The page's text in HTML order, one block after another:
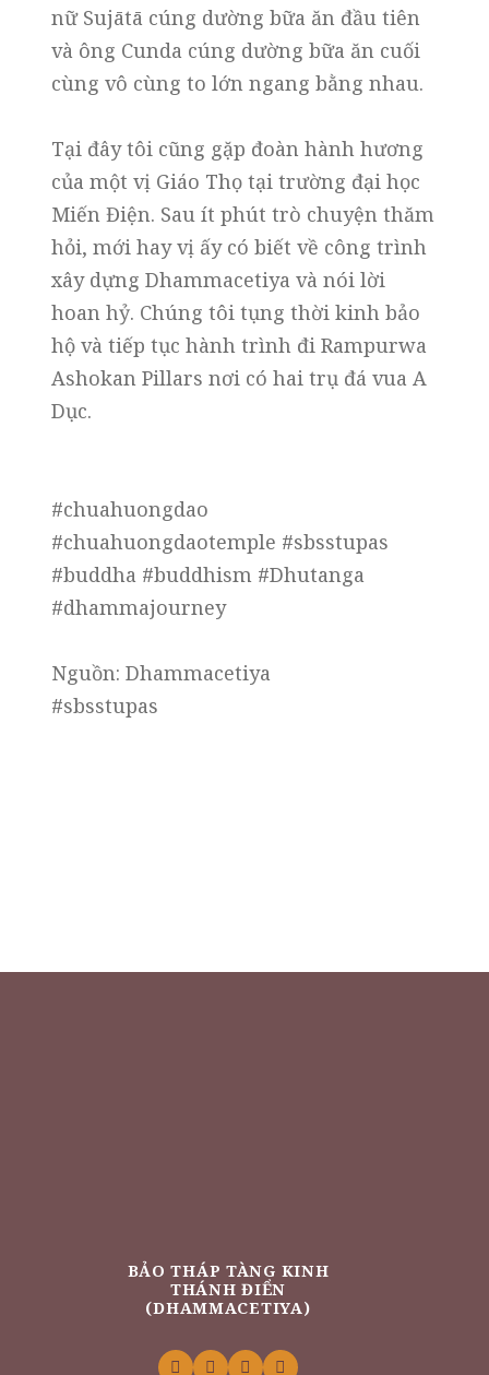
nữ Sujātā cúng dường bữa ăn đầu tiên
và ông Cunda cúng dường bữa ăn cuối
cùng vô cùng to lớn ngang bằng nhau.
Tại đây tôi cũng gặp đoàn hành hương
của một vị Giáo Thọ tại trường đại học
Miến Điện. Sau ít phút trò chuyện thăm
hỏi, mới hay vị ấy có biết về công trình
xây dựng Dhammacetiya và nói lời
hoan hỷ. Chúng tôi tụng thời kinh bảo
hộ và tiếp tục hành trình đi Rampurwa
Ashokan Pillars nơi có hai trụ đá vua A
Dục.
#chuahuongdao
#chuahuongdaotemple #sbsstupas
#buddha #buddhism #Dhutanga
#dhammajourney
Nguồn: Dhammacetiya
#sbsstupas
BẢO THÁP TÀNG KINH
THÁNH ĐIỂN
(DHAMMACETIYA)